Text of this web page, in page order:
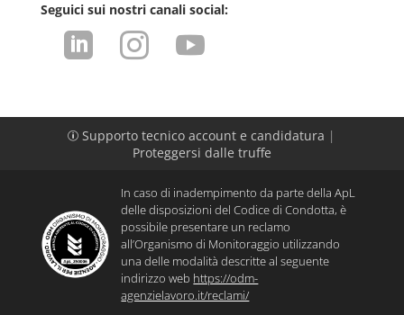
Seguici sui nostri canali social:
  
p Supporto tecnico account e candidatura |
Proteggersi dalle truffe
In caso di inadempimento da parte della ApL
delle disposizioni del Codice di Condotta, è
possibile presentare un reclamo
all’Organismo di Monitoraggio utilizzando
una delle modalità descritte al seguente
indirizzo web https://odm-
agenzielavoro.it/reclami/